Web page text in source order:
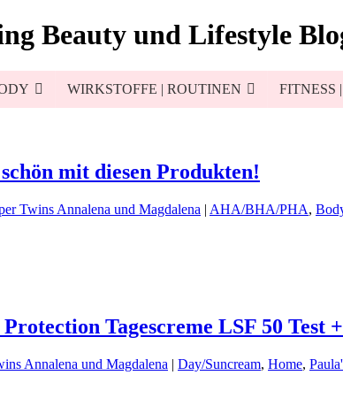
Beauty und Lifestyle
WIRKSTOFFE | ROUTINEN FITNESS
mit diesen Produkten!
Twins Annalena und Magdalena | AHA/BHA/PHA,
Tagescreme LSF 50 Test
Annalena und Magdalena | Day/Suncream, Home,